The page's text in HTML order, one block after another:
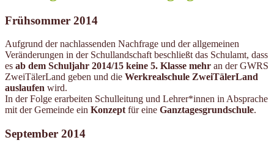
Frühsommer 2014
Aufgrund der nachlassenden Nachfrage und der allgemeinen
Veränderungen in der Schullandschaft beschließt das Schulamt, dass
es ab dem Schuljahr 2014/15 keine 5. Klasse mehr an der GWRS
ZweiTälerLand geben und die Werkrealschule ZweiTälerLand
auslaufen wird.
In der Folge erarbeiten Schulleitung und Lehrer*innen in Absprache
mit der Gemeinde ein Konzept für eine Ganztagesgrundschule.
September 2014